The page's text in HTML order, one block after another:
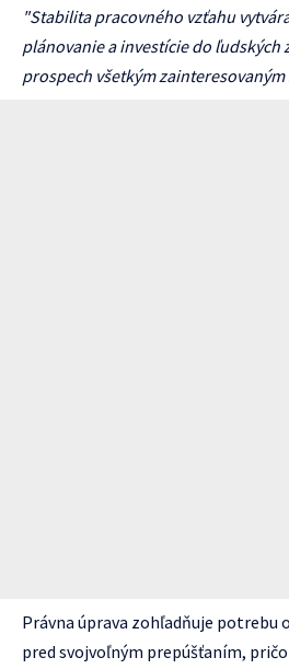
"Stabilita pracovného vzťahu
plánovanie a investície do ľudských
prospech všetkým
Právna úprava zohľadňuje potrebu
pred svojvoľným prepúšťaním,